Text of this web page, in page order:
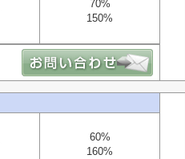
70%
150%
60%
160%